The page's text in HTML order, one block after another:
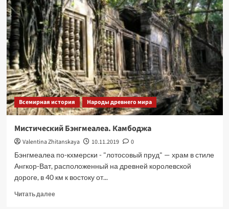
–
лица
Ангкора
Всемирная история Народы древнего мира
Мистический Бэнгмеалеа. Камбоджа
Valentina Zhitanskaya 10.11.2019
0
Бэнгмеалеа по-кхмерски - "лотосовый пруд" — храм в стиле
Ангкор-Ват, расположенный на древней королевской
дороге, в 40 км к востоку от...
Читать далееПрочитать